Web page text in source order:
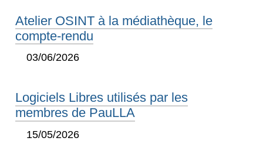
Atelier OSINT à la médiathèque, le
compte-rendu
03/06/2026
Logiciels Libres utilisés par les
membres de PauLLA
15/05/2026